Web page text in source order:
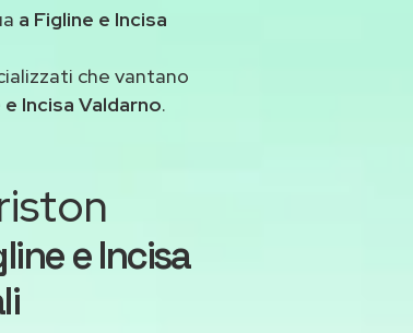
a Figline e Incisa
che vantano
Incisa Valdarno.
e Incisa